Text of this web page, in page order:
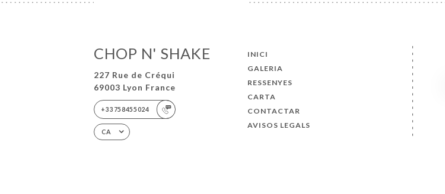
CHOP N' SHAKE
227 Rue de Créqui
69003 Lyon France
+33758455024
CA
INICI
GALERIA
RESSENYES
CARTA
CONTACTAR
AVISOS LEGALS